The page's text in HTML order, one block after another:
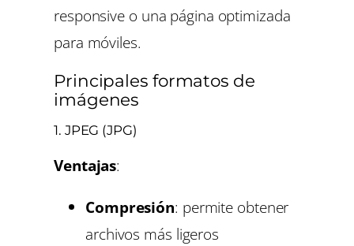
responsive o una página optimizada
para móviles.
Principales formatos de
imágenes
1. JPEG (JPG)
Ventajas:
Compresión: permite obtener
archivos más ligeros